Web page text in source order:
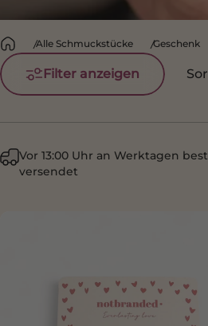
Alle Schmuckstücke Geschenk
Filter anzeigen
Vor 13:00 Uhr an Werktagen
versendet